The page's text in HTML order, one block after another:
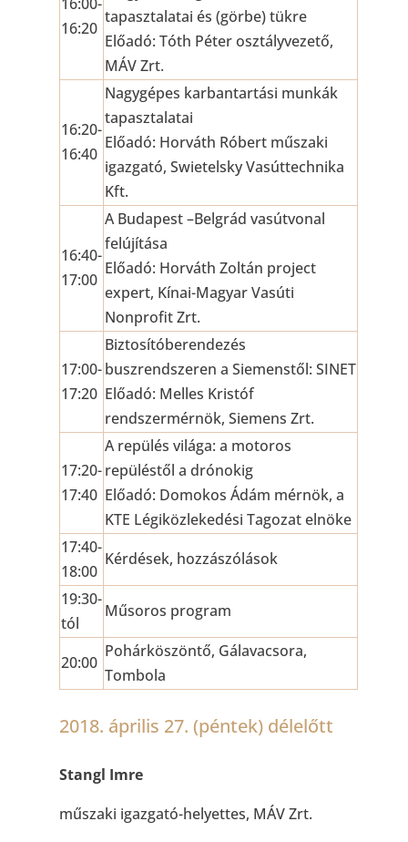
16:20
tapasztalatai és (görbe) tükre
Előadó: Tóth Péter osztályvezető,
MÁV Zrt.
16:20-
16:40
Nagygépes karbantartási munkák
tapasztalatai
Előadó: Horváth Róbert műszaki
igazgató, Swietelsky Vasúttechnika
Kft.
16:40-
17:00
A Budapest –Belgrád vasútvonal
felújítása
Előadó: Horváth Zoltán project
expert, Kínai-Magyar Vasúti
Nonprofit Zrt.
17:00-
17:20
Biztosítóberendezés
buszrendszeren a Siemenstől: SINET
Előadó: Melles Kristóf
rendszermérnök, Siemens Zrt.
17:20-
17:40
A repülés világa: a motoros
repüléstől a drónokig
Előadó: Domokos Ádám mérnök, a
KTE Légiközlekedési Tagozat elnöke
17:40-
18:00
Kérdések, hozzászólások
19:30-
tól
Műsoros program
20:00
Pohárköszöntő, Gálavacsora,
Tombola
2018. április 27. (péntek) délelőtt
Stangl Imre
műszaki igazgató-helyettes, MÁV Zrt.